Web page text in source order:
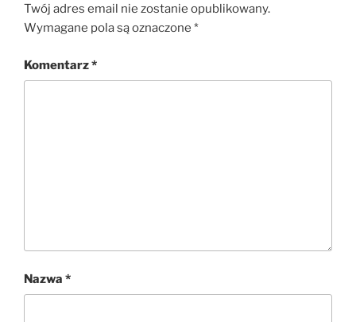
Twój adres email nie zostanie opublikowany.
Wymagane pola są oznaczone *
Komentarz*
Nazwa *